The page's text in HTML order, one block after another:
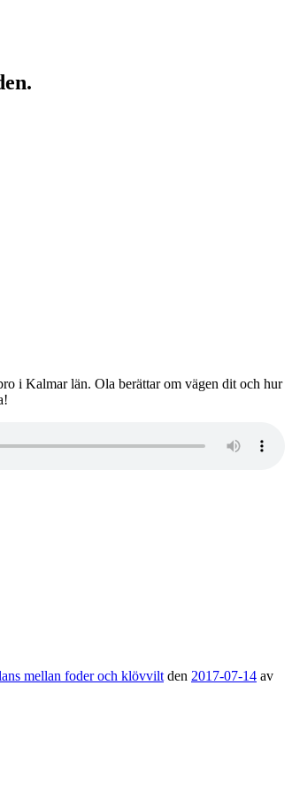
i Kalmar län. Ola berättar om vägen dit och hur
mellan foder och klövvilt den 2017-07-14 av